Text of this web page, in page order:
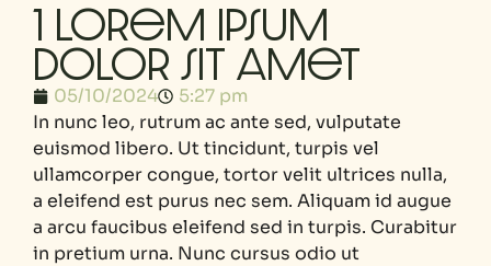
1 Lorem ipsum
dolor sit amet
05/10/2024
5:27 pm
In nunc leo, rutrum ac ante sed, vulputate
euismod libero. Ut tincidunt, turpis vel
ullamcorper congue, tortor velit ultrices nulla,
a eleifend est purus nec sem. Aliquam id augue
a arcu faucibus eleifend sed in turpis. Curabitur
in pretium urna. Nunc cursus odio ut